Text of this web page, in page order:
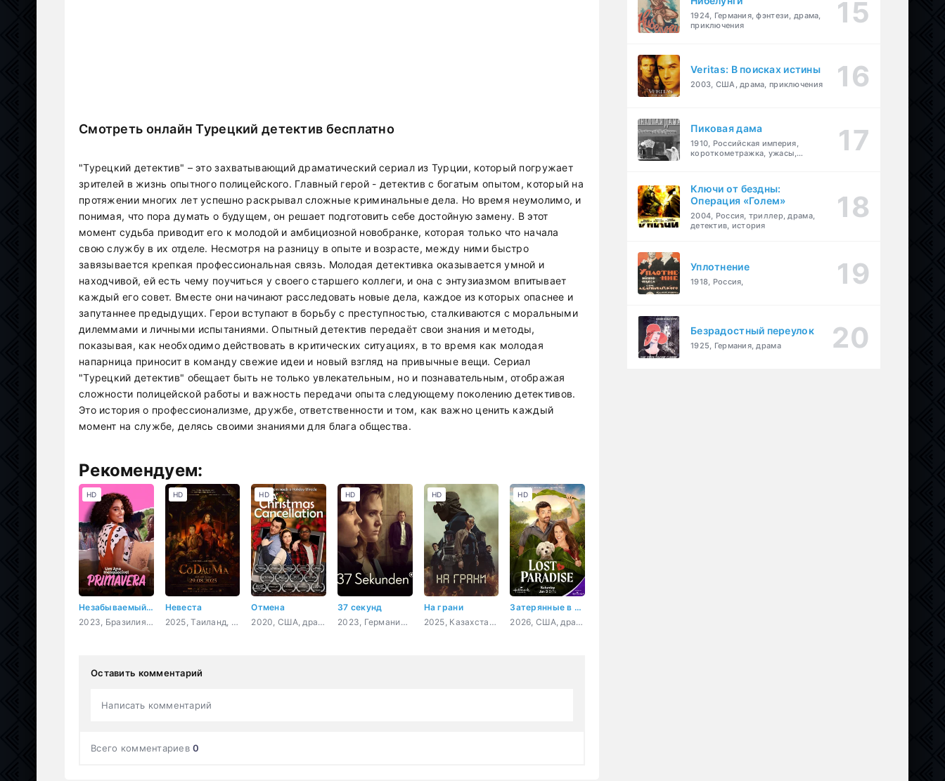
Смотреть онлайн Турецкий детектив бесплатно
"Турецкий детектив" – это захватывающий драматический сериал из Турции, который погружает
зрителей в жизнь опытного полицейского. Главный герой - детектив с богатым опытом, который на
протяжении многих лет успешно раскрывал сложные криминальные дела. Но время неумолимо, и
понимая, что пора думать о будущем, он решает подготовить себе достойную замену. В этот
момент судьба приводит его к молодой и амбициозной новобранке, которая только что начала
свою службу в их отделе. Несмотря на разницу в опыте и возрасте, между ними быстро
завязывается крепкая профессиональная связь. Молодая детективка оказывается умной и
находчивой, ей есть чему поучиться у своего старшего коллеги, и она с энтузиазмом впитывает
каждый его совет. Вместе они начинают расследовать новые дела, каждое из которых опаснее и
запутаннее предыдущих. Герои вступают в борьбу с преступностью, сталкиваются с моральными
дилеммами и личными испытаниями. Опытный детектив передаёт свои знания и методы,
показывая, как необходимо действовать в критических ситуациях, в то время как молодая
напарница приносит в команду свежие идеи и новый взгляд на привычные вещи. Сериал
"Турецкий детектив" обещает быть не только увлекательным, но и познавательным, отображая
сложности полицейской работы и важность передачи опыта следующему поколению детективов.
Это история о профессионализме, дружбе, ответственности и том, как важно ценить каждый
момент на службе, делясь своими знаниями для блага общества.
Рекомендуем:
Незабываемый год: Весна
2023, Бразилия, мелодрама
HD
Невеста
2025, Таиланд, Вьетнам, ужасы
HD
Отмена
2020, США, драма
HD
37 секунд
2023, Германия, драма
HD
На грани
2025, Казахстан, триллер, драма
HD
Затерянные в раю
2026, США, драма, мелодрама
HD
Оставить комментарий
Написать комментарий
Всего комментариев0
1924, Германия, фэнтези, драма,
приключения
Veritas: В поисках истины
2003, США, драма, приключения
Пиковая дама
1910, Российская империя,
короткометражка, ужасы,
Ключи от бездны:
Операция «Голем»
2004, Россия, триллер, драма,
детектив, история
Уплотнение
1918, Россия,
Безрадостный переулок
1925, Германия, драма